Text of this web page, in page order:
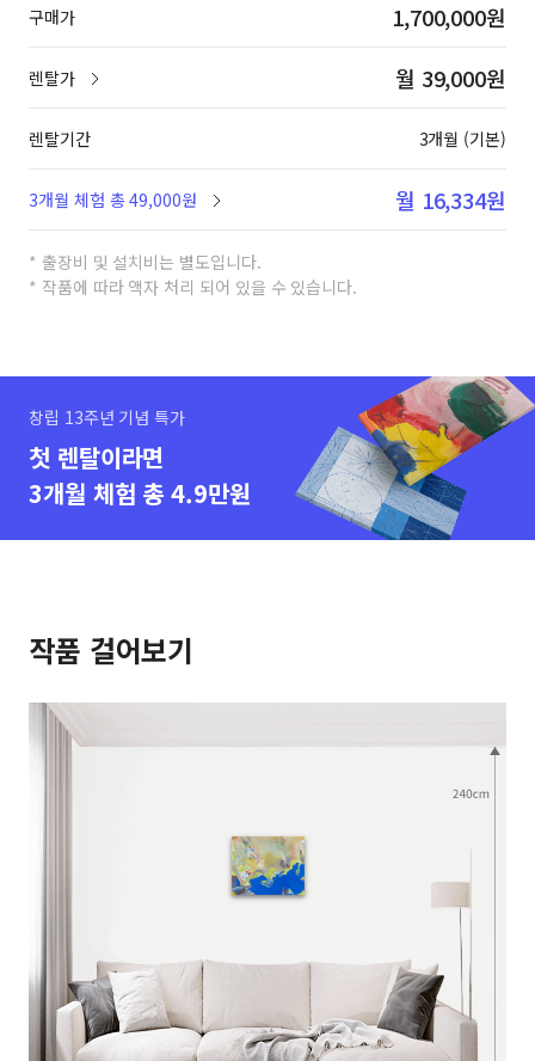
구매가 1,700,000원
렌탈가 월 39,000원
렌탈기간 3개월 (기본)
3개월 체험 총 49,000원 월 16,334원
* 출장비 및 설치비는 별도입니다.
* 작품에 따라 액자 처리 되어 있을 수 있습니다.
창립 13주년 기념 특가
첫 렌탈이라면
3개월 체험 총 4.9만원
작품 걸어보기